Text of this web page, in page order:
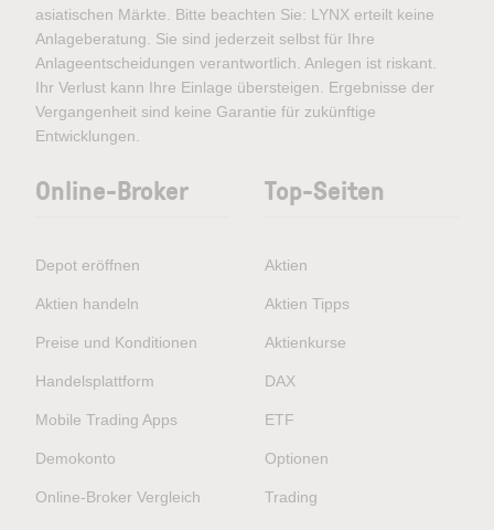
asiatischen Märkte. Bitte beachten Sie: LYNX erteilt keine
Anlageberatung. Sie sind jederzeit selbst für Ihre
Anlageentscheidungen verantwortlich. Anlegen ist riskant.
Ihr Verlust kann Ihre Einlage übersteigen. Ergebnisse der
Vergangenheit sind keine Garantie für zukünftige
Entwicklungen.
Online-Broker
Depot eröffnen
Aktien handeln
Preise und Konditionen
Handelsplattform
Mobile Trading Apps
Demokonto
Online-Broker Vergleich
Top-Seiten
Aktien
Aktien Tipps
Aktienkurse
DAX
ETF
Optionen
Trading